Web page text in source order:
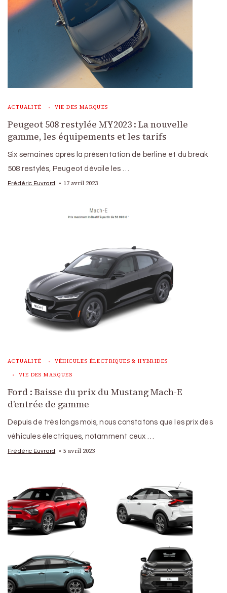
ACTUALITÉ VIE DES MARQUES
Peugeot 508 restylée MY2023 : La nouvelle
gamme, les équipements et les tarifs
Six semaines après la présentation de berline et du break
508 restylés, Peugeot dévoile les …
Frédéric Euvrard 17 avril 2023
ACTUALITÉ VÉHICULES ÉLECTRIQUES & HYBRIDES
VIE DES MARQUES
Ford : Baisse du prix du Mustang Mach-E
d’entrée de gamme
Depuis de très longs mois, nous constatons que les prix des
véhicules électriques, notamment ceux …
Frédéric Euvrard 5 avril 2023